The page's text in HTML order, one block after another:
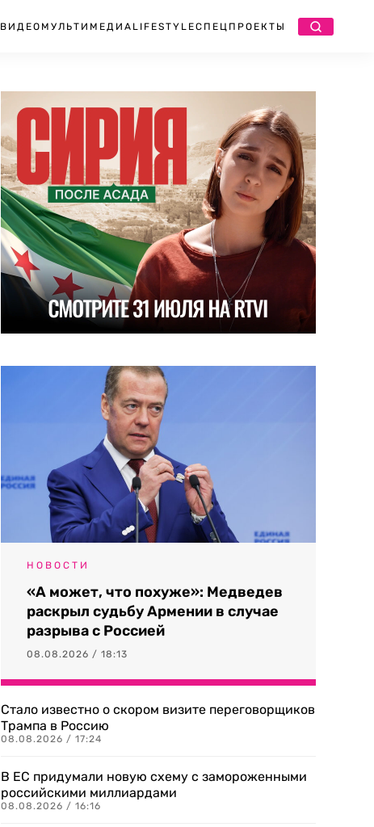
ВИДЕО МУЛЬТИМЕДИА LIFESTYLEСПЕЦПРОЕКТЫ
НОВОСТИ
«А может, что похуже»: Медведев
раскрыл судьбу Армении в случае
разрыва с Россией
08.08.2026 / 18:13
Стало известно о скором визите переговорщиков
Трампа в Россию
08.08.2026 / 17:24
В ЕС придумали новую схему с замороженными
российскими миллиардами
08.08.2026 / 16:16